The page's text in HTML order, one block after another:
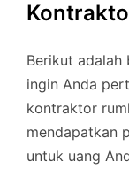
Berikut adalah
ingin Anda
kontraktor
mendapatkan
untuk uang